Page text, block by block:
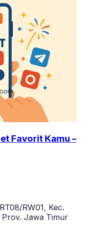
Favorit Kamu –
RW01, Kec.
Jawa Timur